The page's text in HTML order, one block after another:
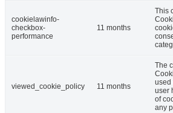
cookielawinfo-
checkbox-
performance
11 months
This
viewed_cookie_policy 11 months
The
used
user
of
any